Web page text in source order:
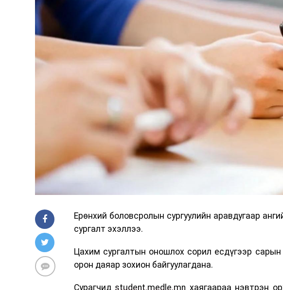
Ерөнхий боловсролын сургуулийн аравдугаар
сургалт эхэллээ.
Цахим сургалтын оношлох сорил есдүгээр
орон даяар зохион байгуулагдана.
Сурагчид student.medle.mn хаягаараа нэвтрэн